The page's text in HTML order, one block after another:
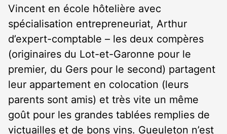
Vincent en école hôtelière avec
spécialisation entrepreneuriat, Arthur
d’expert-comptable – les deux compères
(originaires du Lot-et-Garonne pour le
premier, du Gers pour le second) partagent
leur appartement en colocation (leurs
parents sont amis) et très vite un même
goût pour les grandes tablées remplies de
victuailles et de bons vins. Gueuleton n’est